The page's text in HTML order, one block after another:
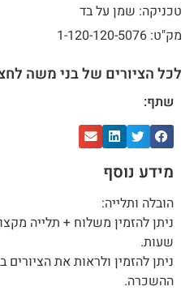
טכניקה: שמן על בד
מק"ט: 1-120-120-5076
לכל הציורים של בני משה
שתף:
מידע נוסף
הובלה ותלייה:
שעות.
ניתן להזמין ולראות את
ההשכרה.